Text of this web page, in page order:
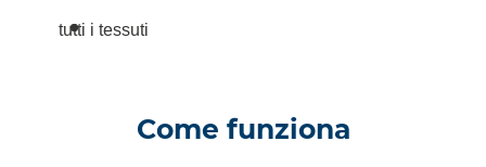
tutti i tessuti
Come funziona